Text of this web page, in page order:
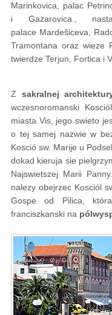
Marinkovica, palac
i Gazarovica.,
palace Mardešiceva,
Tramontana oraz wieze
twierdze Terjun, Fortica i
Z sakralnej
wczesnoromanski
miasta Vis, jego swieto
o tej samej nazwie w
Kosció sw. Marije u
dokad kieruja sie
Najswietszej Marii
nalezy obejrzec Kosciól
Gospe od Pilica,
franciszkanski na